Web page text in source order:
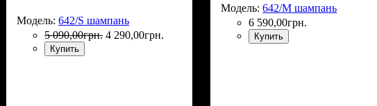
Модель: 642/S шампань
5 090,00грн. 4 290,00грн.
Купить
Модель:642/M шампань
6 590,00грн.
Купить